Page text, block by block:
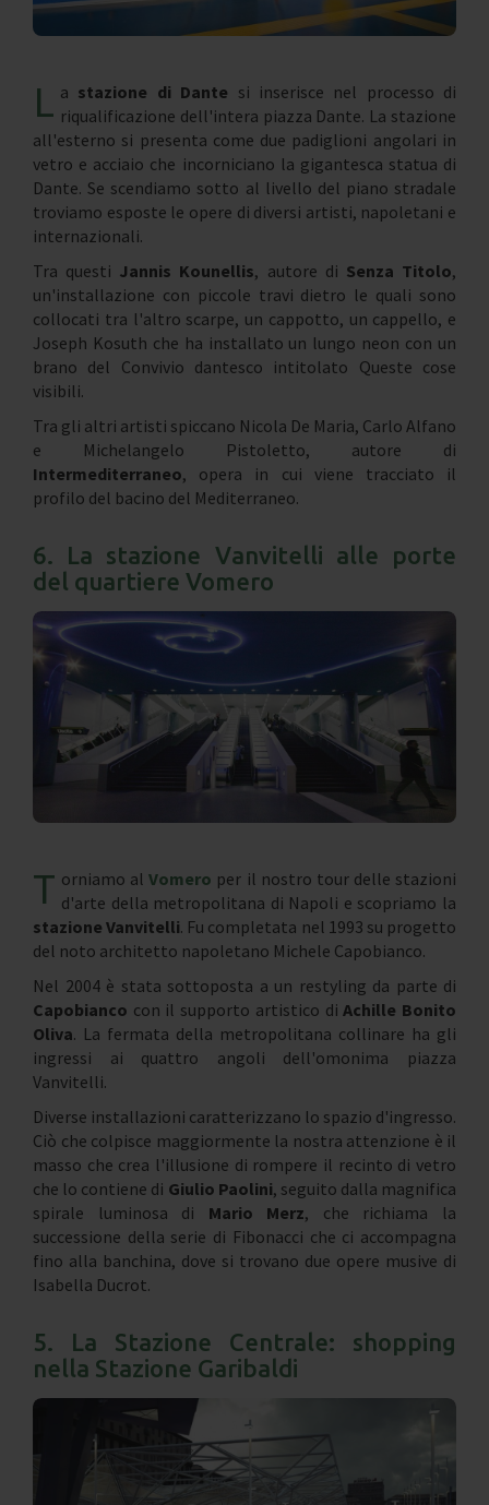
L a stazione di Dante si inserisce nel processo di
riqualificazione dell'intera piazza Dante. La stazione
all'esterno si presenta come due padiglioni angolari in
vetro e acciaio che incorniciano la gigantesca statua di
Dante. Se scendiamo sotto al livello del piano stradale
troviamo esposte le opere di diversi artisti, napoletani e
internazionali.
Tra questi Jannis Kounellis, autore di Senza Titolo,
un'installazione con piccole travi dietro le quali sono
collocati tra l'altro scarpe, un cappotto, un cappello, e
Joseph Kosuth che ha installato un lungo neon con un
brano del Convivio dantesco intitolato Queste cose
visibili.
Tra gli altri artisti spiccano Nicola De Maria, Carlo Alfano
e Michelangelo Pistoletto, autore di
Intermediterraneo, opera in cui viene tracciato il
profilo del bacino del Mediterraneo.
6. La stazione Vanvitelli alle porte
del quartiere Vomero
T orniamo alVomero per il nostro tour delle stazioni
d'arte della metropolitana di Napoli e scopriamo la
stazione Vanvitelli. Fu completata nel 1993 su progetto
del noto architetto napoletano Michele Capobianco.
Nel 2004 è stata sottoposta a un restyling da parte di
Capobianco con il supporto artistico diAchille Bonito
Oliva. La fermata della metropolitana collinare ha gli
ingressi ai quattro angoli dell'omonima piazza
Vanvitelli.
Diverse installazioni caratterizzano lo spazio d'ingresso.
Ciò che colpisce maggiormente la nostra attenzione è il
masso che crea l'illusione di rompere il recinto di vetro
che lo contiene di Giulio Paolini, seguito dalla magnifica
spirale luminosa di Mario Merz, che richiama la
successione della serie di Fibonacci che ci accompagna
fino alla banchina, dove si trovano due opere musive di
Isabella Ducrot.
5. La Stazione Centrale: shopping
nella Stazione Garibaldi